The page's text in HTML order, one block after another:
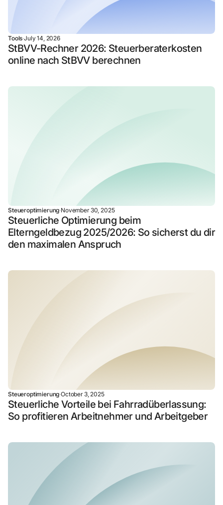
Tools·July 14, 2026
StBVV-Rechner 2026: Steuerberaterkosten
online nach StBVV berechnen
Steueroptimierung·November 30, 2025
Steuerliche Optimierung beim
Elterngeldbezug 2025/2026: So sicherst du dir
den maximalen Anspruch
Steueroptimierung·October 3, 2025
Steuerliche Vorteile bei Fahrradüberlassung:
So profitieren Arbeitnehmer und Arbeitgeber